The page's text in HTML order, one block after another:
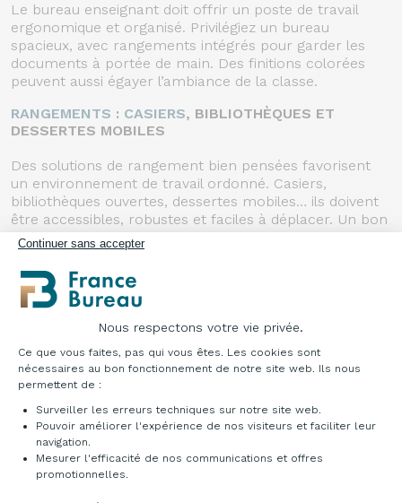
Continuer sans accepter
Nous respectons votre vie privée.
Plateforme de Gestion du Consentement :
Ce que vous faites, pas qui vous êtes. Les cookies sont
nécessaires au bon fonctionnement de notre site web. Ils nous
permettent de :
Surveiller les erreurs techniques sur notre site web.
Pouvoir améliorer l'expérience de nos visiteurs et faciliter leur
navigation.
Mesurer l'efficacité de nos communications et offres
promotionnelles.
Axeptio consent
Le bureau enseignant doit offrir un poste de travail
ergonomique et organisé. Privilégiez un bureau
spacieux, avec rangements intégrés pour garder les
documents à portée de main. Des finitions colorées
peuvent aussi égayer l’ambiance de la classe.
RANGEMENTS : CASIERS, BIBLIOTHÈQUES ET
DESSERTES MOBILES
Des solutions de rangement bien pensées favorisent
un environnement de travail ordonné. Casiers,
bibliothèques ouvertes, dessertes mobiles… ils doivent
être accessibles, robustes et faciles à déplacer. Un bon
rangement facilite la concentration et la circulation
TABLEAU POUR SALLE DE CLASSE
CENTRAL
Le tableau blanc est l’un des éléments clés de
l’enseignement. Choisissez un modèle anti-reflet, facile
à nettoyer et compatible avec la vidéoprojection. Qu’il
soit mural, mobile ou triptyque, il doit s’adapter aux
différentes configurations pédagogiques.
POSTE INFORMATIQUE: POLYVALENCE ET SÉCURITÉ